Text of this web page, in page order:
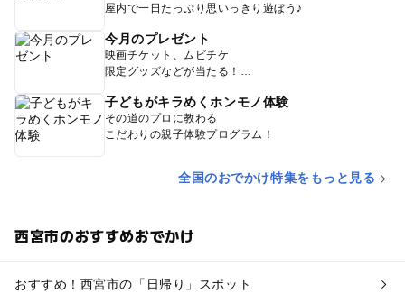
屋内で一日たっぷり思いっきり遊ぼう♪
今月のプレゼント
映画チケット、ムビチケ
限定グッズなどが当たる！
子どもがキラめくホンモノ体験
その道のプロに教わる
こだわりの親子体験プログラム！
全国のおでかけ特集をもっと見る
西宮市のおすすめおでかけ
おすすめ！西宮市の「日帰り」スポット